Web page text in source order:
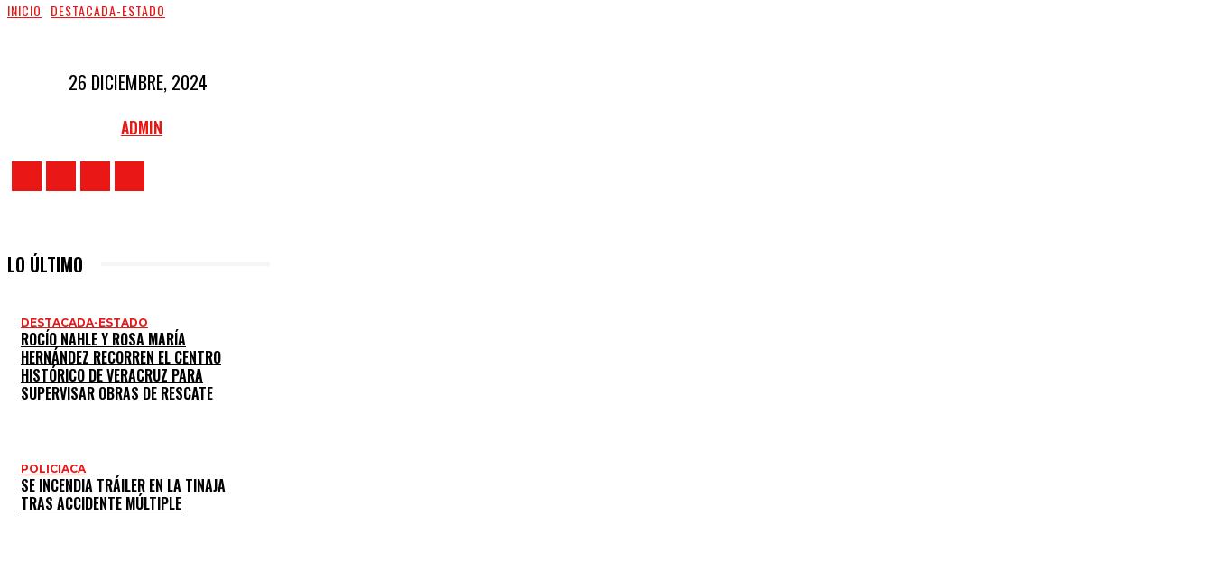
INICIO DESTACADA-ESTADO
26 DICIEMBRE, 2024
ADMIN
LO ÚLTIMO
DESTACADA-ESTADO
ROCÍO NAHLE Y ROSA MARÍA
HERNÁNDEZ RECORREN EL CENTRO
HISTÓRICO DE VERACRUZ PARA
SUPERVISAR OBRAS DE RESCATE
POLICIACA
SE INCENDIA TRÁILER EN LA TINAJA
TRAS ACCIDENTE MÚLTIPLE